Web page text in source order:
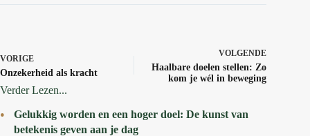
VORIGE
Onzekerheid als kracht
VOLGENDE
Haalbare doelen stellen: Zo
kom je wél in beweging
Verder Lezen...
Gelukkig worden en een hoger doel: De kunst van
betekenis geven aan je dag